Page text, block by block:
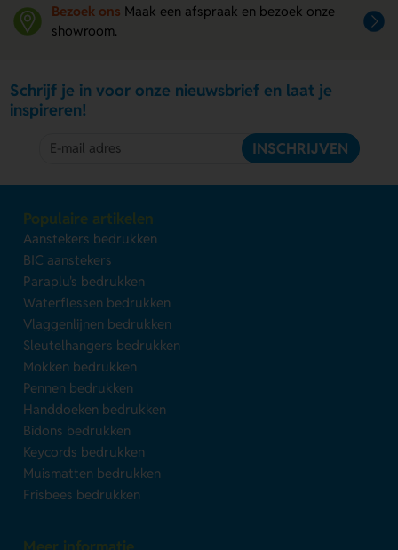
Bezoek ons Maak een afspraak en bezoek onze
showroom.
Schrijf je in voor onze nieuwsbrief en laat je
inspireren!
INSCHRIJVEN
Populaire artikelen
Aanstekers bedrukken
BIC aanstekers
Paraplu's bedrukken
Waterflessen bedrukken
Vlaggenlijnen bedrukken
Sleutelhangers bedrukken
Mokken bedrukken
Pennen bedrukken
Handdoeken bedrukken
Bidons bedrukken
Keycords bedrukken
Muismatten bedrukken
Frisbees bedrukken